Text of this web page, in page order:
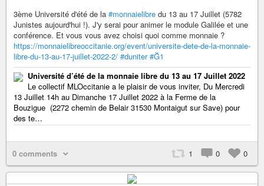
3ème Université d'été de la #monnaielibre du 13 au 17 Juillet (5782
Junistes aujourd'hui !). J'y serai pour animer le module Galilée et une
conférence. Et vous vous avez choisi quoi comme monnaie ?
https://monnaielibreoccitanie.org/event/universite-dete-de-la-monnaie-
libre-du-13-au-17-juillet-2022-2/ #duniter #Ğ1
Université d’été de la monnaie libre du 13 au 17 Juillet 2022
Le collectif MLOccitanie a le plaisir de vous inviter, Du Mercredi
13 Juillet 14h au Dimanche 17 Juillet 2022 à la Ferme de la
Bouzigue (2272 chemin de Belair 31530 Montaigut sur Save) pour
des te…
0 comments 1 0 0